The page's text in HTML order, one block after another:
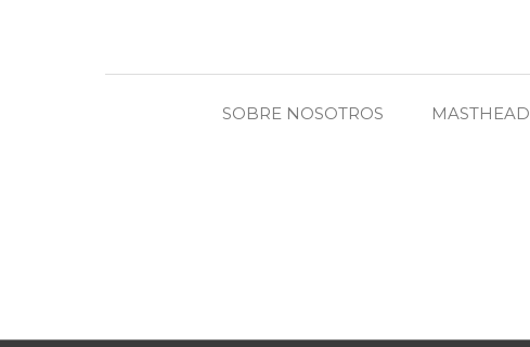
SOBRE NOSOTROS MASTHEAD